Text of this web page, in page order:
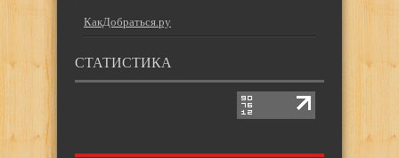
КакДобраться.ру
СТАТИСТИКА